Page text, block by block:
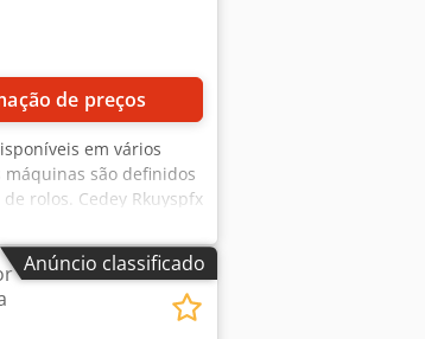
de preços
em vários
são definidos
rolos. Cedey Rkuyspfx
Anúncio classificado